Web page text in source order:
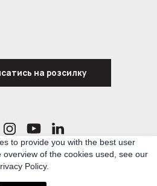
на розсилку
a network of Ukrainian and international experts
related topics, who united to develop knowledge
to provide you with the best user
of the cookies used, see our
Policy.